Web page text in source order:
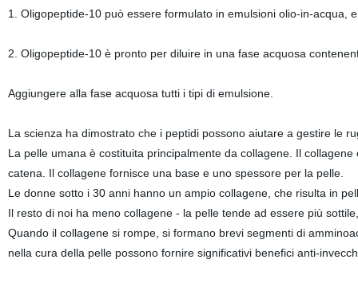
1. Oligopeptide-10 può essere formulato in emulsioni olio-in-acqua,
2. Oligopeptide-10 è pronto per diluire in una fase acquosa
Aggiungere alla fase acquosa tutti i tipi di emulsione.
La scienza ha dimostrato che i peptidi possono aiutare a gestire le
La pelle umana è costituita principalmente da collagene. Il
catena. Il collagene fornisce una base e uno spessore per la pelle.
Le donne sotto i 30 anni hanno un ampio collagene, che risulta in
Il resto di noi ha meno collagene - la pelle tende ad essere più
Quando il collagene si rompe, si formano brevi segmenti di
nella cura della pelle possono fornire significativi benefici anti-